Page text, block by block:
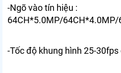
-Ngõ vào tín hiệu :
64CH*5.0MP/
-Tốc độ khung hình 25-